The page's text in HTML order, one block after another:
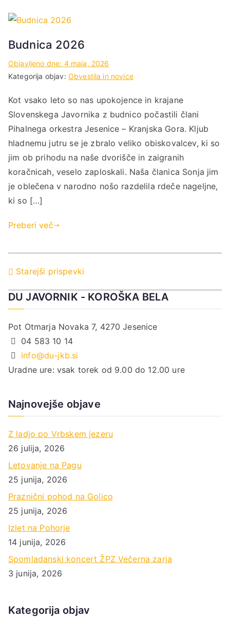
Budnica 2026
Objavljeno dne: 4 maja, 2026
Kategorija objav: Obvestila in novice
Kot vsako leto so nas upokojence in krajane
Slovenskega Javornika z budnico počastili člani
Pihalnega orkestra Jesenice – Kranjska Gora. Kljub
hladnemu jutru se je zbralo veliko obiskovalcev, ki so
jim ob prihodu na naše dvorišče in zaigranih
koračnicah, veselo zaploskali. Naša članica Sonja jim
je oblečena v narodno nošo razdelila rdeče nageljne,
ki so […]
Preberi več
Navigacija
prispevkov
Starejši prispevki
DU JAVORNIK - KOROŠKA BELA
Pot Otmarja Novaka 7, 4270 Jesenice
04 583 10 14
info@du-jkb.si
Uradne ure: vsak torek od 9.00 do 12.00 ure
Najnovejše objave
Z ladjo po Vrbskem jezeru
26 julija, 2026
Letovanje na Pagu
25 junija, 2026
Praznični pohod na Golico
25 junija, 2026
Izlet na Pohorje
14 junija, 2026
Spomladanski koncert ŽPZ Večerna zarja
3 junija, 2026
Kategorija objav